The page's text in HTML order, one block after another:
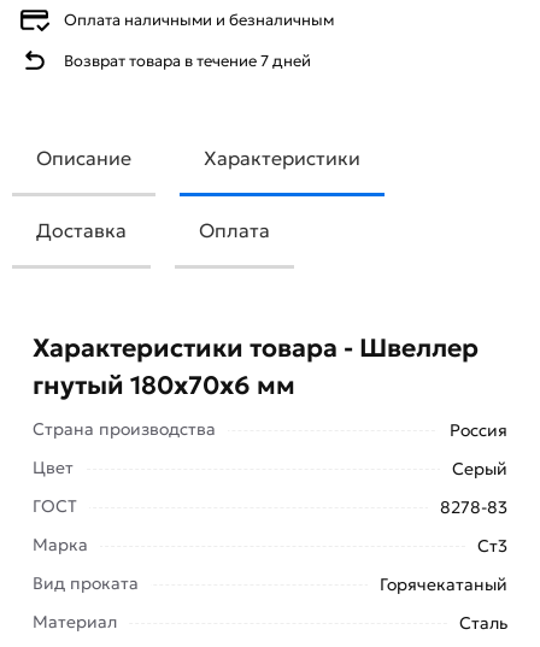
Оплата наличными и безналичным
Возврат товара в течение 7 дней
Описание Характеристики
Доставка Оплата
Среди всех разновидностей металлопроката
Характеристики товара - Швеллер
гнутый 180х70х6 мм
Страна производства
Россия
Цвет
Серый
ГОСТ
8278-83
Марка
Ст3
Вид проката
Горячекатаный
Материал
Сталь